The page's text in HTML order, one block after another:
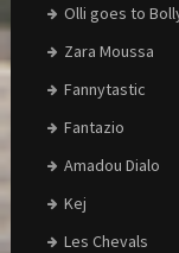
Olli goes to
Zara Moussa
Fannytastic
Fantazio
Amadou Dialo
Kej
Les Chevals